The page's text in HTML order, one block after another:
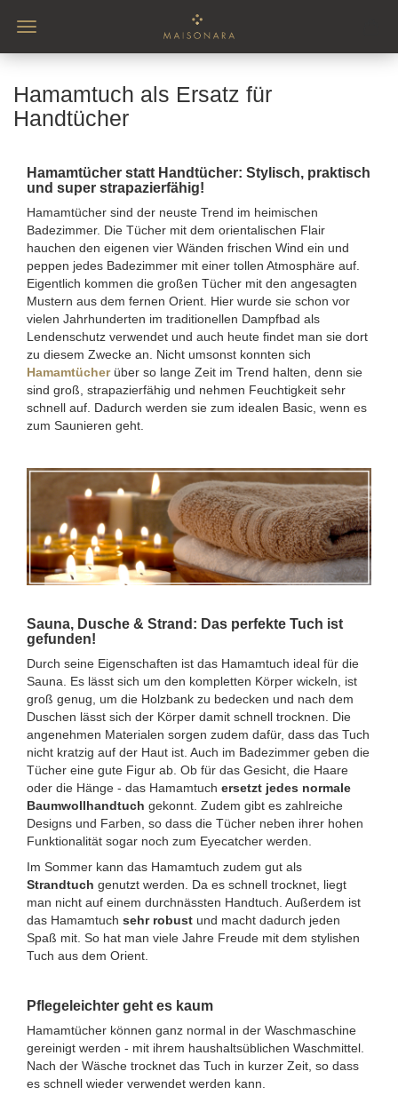
Hamamtuch als Ersatz für
Handtücher
Hamamtücher statt Handtücher: Stylisch, praktisch
und super strapazierfähig!
Hamamtücher sind der neuste Trend im heimischen
Badezimmer. Die Tücher mit dem orientalischen Flair
hauchen den eigenen vier Wänden frischen Wind ein und
peppen jedes Badezimmer mit einer tollen Atmosphäre auf.
Eigentlich kommen die großen Tücher mit den angesagten
Mustern aus dem fernen Orient. Hier wurde sie schon vor
vielen Jahrhunderten im traditionellen Dampfbad als
Lendenschutz verwendet und auch heute findet man sie dort
zu diesem Zwecke an. Nicht umsonst konnten sich
Hamamtücher über so lange Zeit im Trend halten, denn sie
sind groß, strapazierfähig und nehmen Feuchtigkeit sehr
schnell auf. Dadurch werden sie zum idealen Basic, wenn es
zum Saunieren geht.
Sauna, Dusche & Strand: Das perfekte Tuch ist
gefunden!
Durch seine Eigenschaften ist das Hamamtuch ideal für die
Sauna. Es lässt sich um den kompletten Körper wickeln, ist
groß genug, um die Holzbank zu bedecken und nach dem
Duschen lässt sich der Körper damit schnell trocknen. Die
angenehmen Materialen sorgen zudem dafür, dass das Tuch
nicht kratzig auf der Haut ist. Auch im Badezimmer geben die
Tücher eine gute Figur ab. Ob für das Gesicht, die Haare
oder die Hänge - das Hamamtuch ersetzt jedes normale
Baumwollhandtuch gekonnt. Zudem gibt es zahlreiche
Designs und Farben, so dass die Tücher neben ihrer hohen
Funktionalität sogar noch zum Eyecatcher werden.
Im Sommer kann das Hamamtuch zudem gut als
Strandtuch genutzt werden. Da es schnell trocknet, liegt
man nicht auf einem durchnässten Handtuch. Außerdem ist
das Hamamtuch sehr robust und macht dadurch jeden
Spaß mit. So hat man viele Jahre Freude mit dem stylishen
Tuch aus dem Orient.
Pflegeleichter geht es kaum
Hamamtücher können ganz normal in der Waschmaschine
gereinigt werden - mit ihrem haushaltsüblichen Waschmittel.
Nach der Wäsche trocknet das Tuch in kurzer Zeit, so dass
es schnell wieder verwendet werden kann.